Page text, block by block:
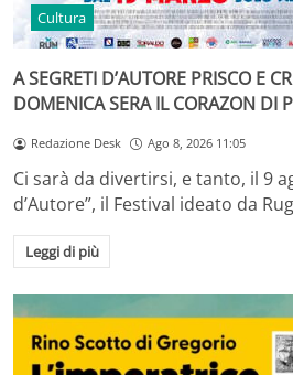
Cultura
A SEGRETI D’AUTORE PRISCO E
DOMENICA SERA IL CORAZON DI
Redazione Desk Ago 8, 2026 11:05
Ci sarà da divertirsi, e tanto, il 9
d’Autore”, il Festival ideato da
Leggi di più